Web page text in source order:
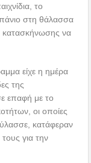
το
στη θάλασσα
κατασκήνωσης να
είχε η ημέρα
της
επαφή με το
οι οποίες
κατάφεραν
για την